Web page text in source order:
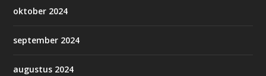
oktober 2024
september 2024
augustus 2024